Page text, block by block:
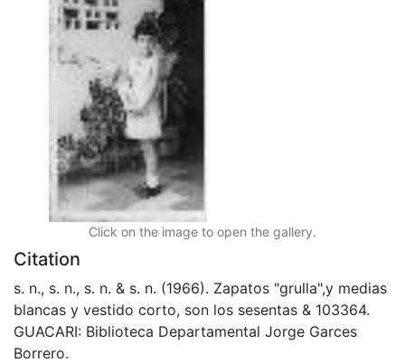
Click on the image to open the gallery.
Citation
s. n., s. n., s. n. & s. n. (1966). Zapatos "grulla",y medias
blancas y vestido corto, son los sesentas & 103364.
GUACARI: Biblioteca Departamental Jorge Garces
Borrero.